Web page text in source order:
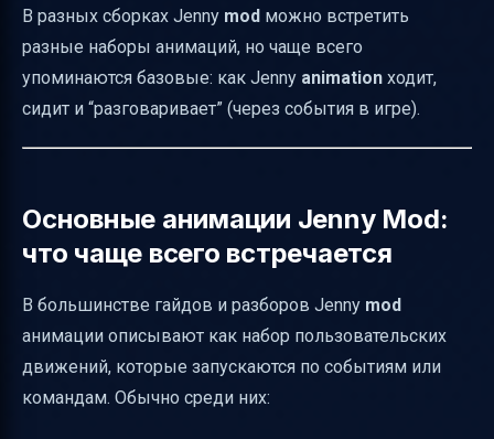
В разных сборках Jenny mod можно встретить
разные наборы анимаций, но чаще всего
упоминаются базовые: как Jenny animation ходит,
сидит и “разговаривает” (через события в игре).
Основные анимации Jenny Mod:
что чаще всего встречается
В большинстве гайдов и разборов Jenny mod
анимации описывают как набор пользовательских
движений, которые запускаются по событиям или
командам. Обычно среди них: